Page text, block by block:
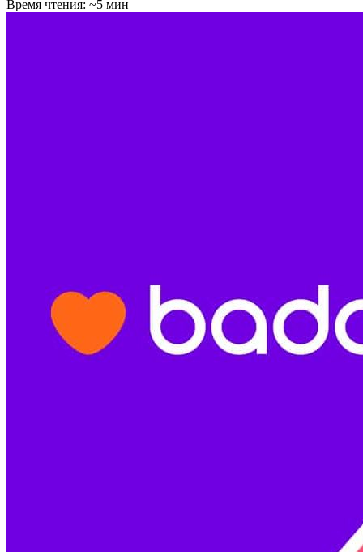
Время чтения: ~5 мин